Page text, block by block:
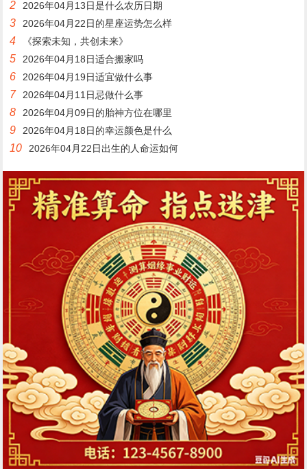
2 2026年04月13日是什么农历日期
3 2026年04月22日的星座运势怎么样
4 《探索未知，共创未来》
5 2026年04月18日适合搬家吗
6 2026年04月19日适宜做什么事
7 2026年04月11日忌做什么事
8 2026年04月09日的胎神方位在哪里
9 2026年04月18日的幸运颜色是什么
10 2026年04月22日出生的人命运如何